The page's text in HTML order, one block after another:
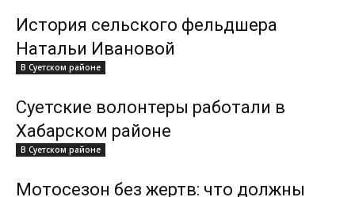
История сельского фельдшера
Натальи Ивановой
В Суетском районе
Суетские волонтеры работали в
Хабарском районе
В Суетском районе
Мотосезон без жертв: что должны